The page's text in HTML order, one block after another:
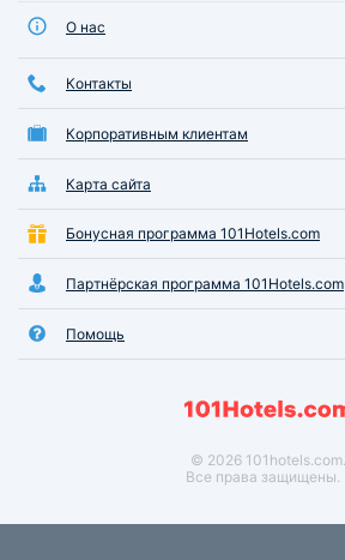
О нас
Контакты
Корпоративным клиентам
Карта сайта
Бонусная программа 101Hotels.com
Партнёрская программа 101Hotels.com
Помощь
© 2026 101hotels.com.
Все права защищены.